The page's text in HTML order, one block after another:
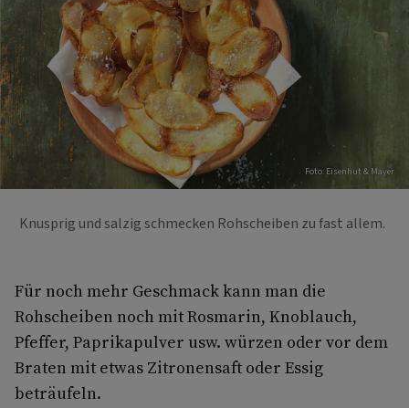
Foto: Eisenhut & Mayer
Knusprig und salzig schmecken Rohscheiben zu fast allem.
Für noch mehr Geschmack kann man die
Rohscheiben noch mit Rosmarin, Knoblauch,
Pfeffer, Paprikapulver usw. würzen oder vor dem
Braten mit etwas Zitronensaft oder Essig
beträufeln.